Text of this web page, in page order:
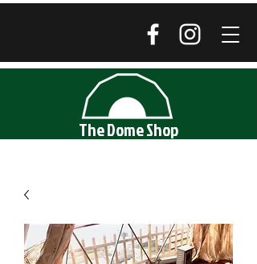
The Dome Shop